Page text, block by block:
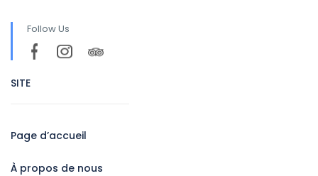
Follow Us
SITE
Page d’accueil
À propos de nous